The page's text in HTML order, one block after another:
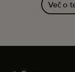
Več o